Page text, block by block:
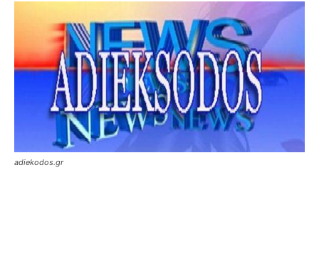
adiekodos.gr